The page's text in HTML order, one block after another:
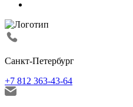
Санкт-Петербург
+7 812 363-43-64